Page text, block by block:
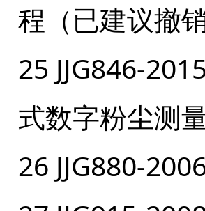
程（已建议撤销
25 JJG846-
式数字粉尘测量
26 JJG880-